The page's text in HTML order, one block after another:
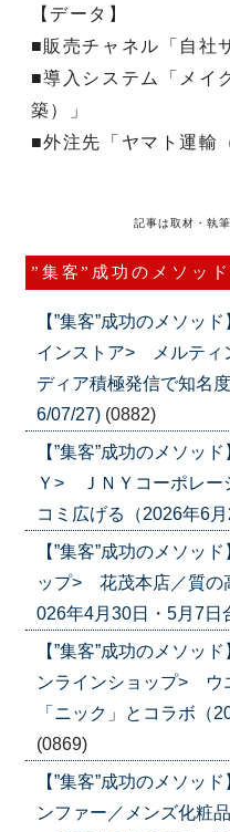
【データ】
■販売チャネル「自社
■導入システム「メイ
築）」
■外注先「ヤマト運輸
記事は取材・執
”集客”成功のメソッ
【”集客”成功のメソッ
インストア> メルティ
ディア積極発信で知名
6/07/27) (0882)
【”集客”成功のメソ
Ｙ> ＪＮＹコーポレー
コミ広げる（2026年6
【”集客”成功のメソッ
ップ> 花茂本店／質の
026年4月30日・5月7日
【”集客”成功のメソッ
ンラインショップ> ウ
「ニック」とコラボ（
(0869)
【”集客”成功のメソ
ンファー／メンズ化粧